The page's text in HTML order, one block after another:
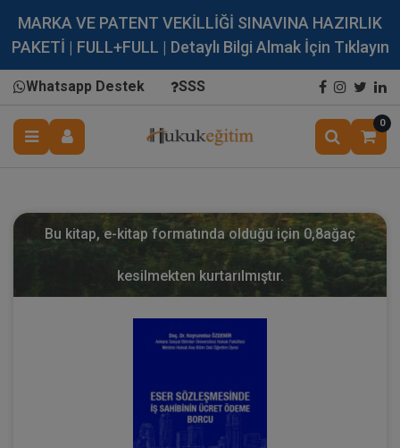
MARKA VE PATENT VEKİLLİĞİ SINAVINA HAZIRLIK
PAKETİ | FULL+FULL | Detaylı Bilgi Almak İçin Tıklayın
Whatsapp Destek SSS
0
Bu kitap, e-kitap formatında olduğu için 0,8ağaç
kesilmekten kurtarılmıştır.